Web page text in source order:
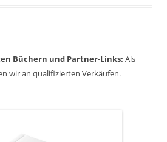
Büchern und Partner-Links: Als
wir an qualifizierten Verkäufen.